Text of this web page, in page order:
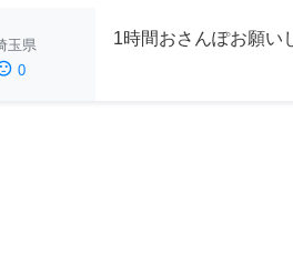
玉県
0
1時間おさんぽお願い